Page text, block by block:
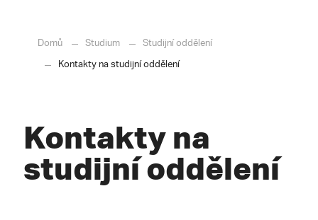
Domů Studium
Studijní oddělení
Kontakty na studijní oddělení
Kontakty na
studijní oddělení